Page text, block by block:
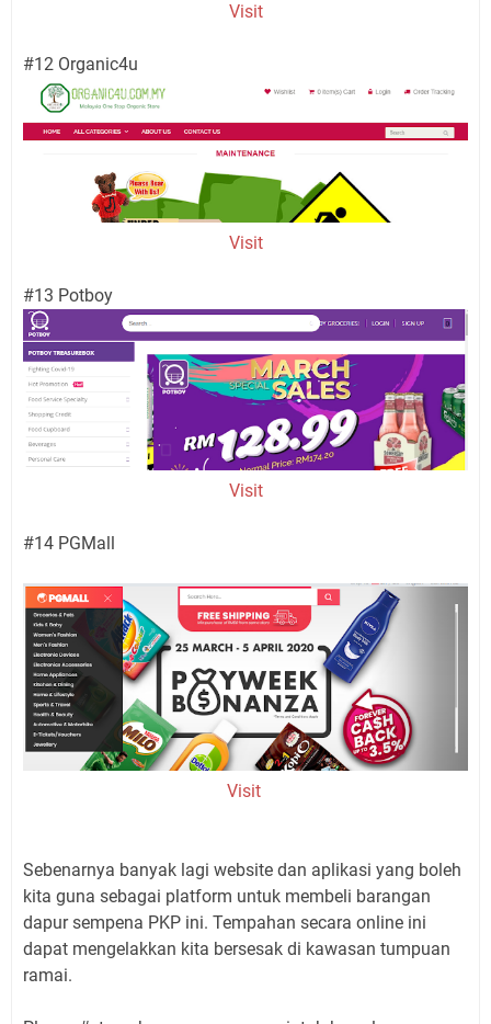
Visit
#12 Organic4u
Visit
#13 Potboy
Visit
#14 PGMall
Visit
Sebenarnya banyak lagi website dan aplikasi yang boleh
kita guna sebagai platform untuk membeli barangan
dapur sempena PKP ini. Tempahan secara online ini
dapat mengelakkan kita bersesak di kawasan tumpuan
ramai.